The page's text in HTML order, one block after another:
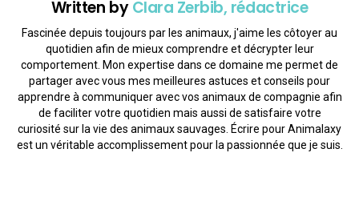
Written byClara Zerbib, rédactrice
Fascinée depuis toujours par les animaux, j'aime les côtoyer au
quotidien afin de mieux comprendre et décrypter leur
comportement. Mon expertise dans ce domaine me permet de
partager avec vous mes meilleures astuces et conseils pour
apprendre à communiquer avec vos animaux de compagnie afin
de faciliter votre quotidien mais aussi de satisfaire votre
curiosité sur la vie des animaux sauvages. Écrire pour Animalaxy
est un véritable accomplissement pour la passionnée que je suis.